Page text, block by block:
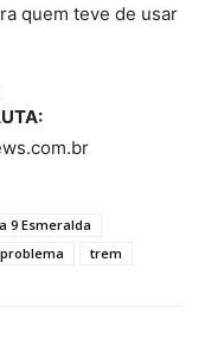
quem teve de usar
9 Esmeralda
problema trem